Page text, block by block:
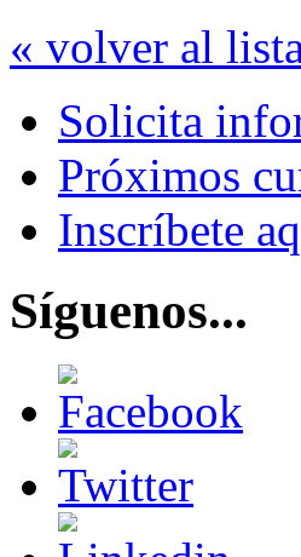
« volver al
Solicita
Próximos
Inscríbete
Síguenos...